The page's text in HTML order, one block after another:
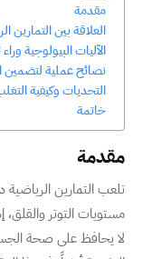
مقدمة
العلاقة بين التمارين
الآليات البيولوجية
نصائح عملية لتضمين
التحديات وكيفية
خاتمة
مقدمة
تلعب التمارين الرياضية
مستويات التوتر
لا يحافظ على صحة